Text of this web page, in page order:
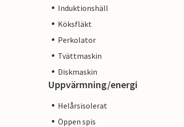
Induktionshäll
Köksfläkt
Perkolator
Tvättmaskin
Diskmaskin
Uppvärmning/energi
Helårsisolerat
Öppen spis